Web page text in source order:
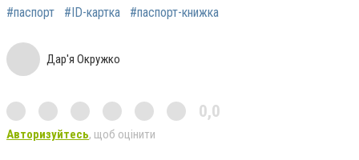
#паспорт #ID-картка #паспорт-книжка
Дар'я Окружко
0,0
Авторизуйтесь, щоб оцінити